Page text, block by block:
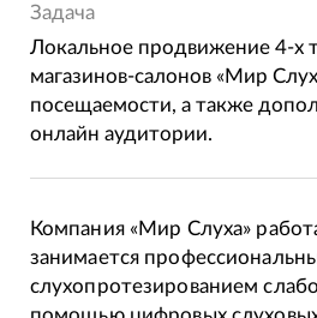
Задача
Локальное продвижение 4-х
магазинов-салонов «Мир
посещаемости, а также
онлайн аудитории.
Компания «Мир Слуха»
занимается
слухопротезированием